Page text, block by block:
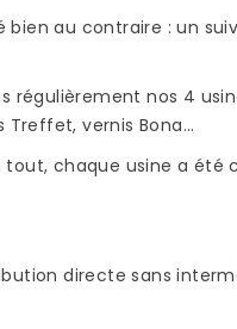
au contraire : un
régulièrement nos 4
vernis Bona...
chaque usine a été
directe sans